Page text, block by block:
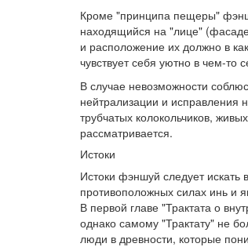
Кроме "принципа пещеры"
находящийся на "лице"
и расположение их должно в
чувствует себя уютно в чем-то
В случае невозможности
нейтрализации и
трубчатых колокольчиков,
рассматривается.
Истоки
Истоки фэншуй следует
противоположных силах инь и
В первой главе "Трактата о
однако самому "Трактату" не
люди в древности, которые